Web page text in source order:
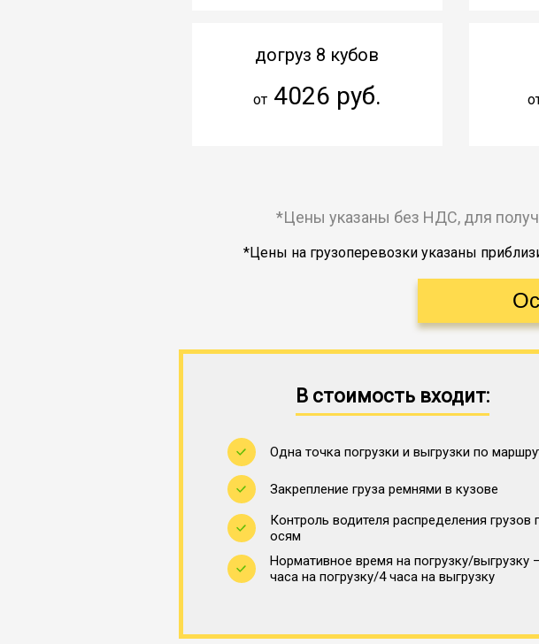
догруз 8 кубов
от4026 руб.
*Цены указаны без НДС, для
*Цены на грузоперевозки указаны
В стоимость входит:
Одна точка погрузки и выгрузки по
Закрепление груза ремнями в кузове
Контроль водителя распределения грузов
осям
Нормативное время на погрузку/выгрузку
часа на погрузку/4 часа на выгрузку